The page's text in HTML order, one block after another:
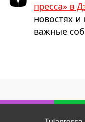
пресса» в
новостях и
важные